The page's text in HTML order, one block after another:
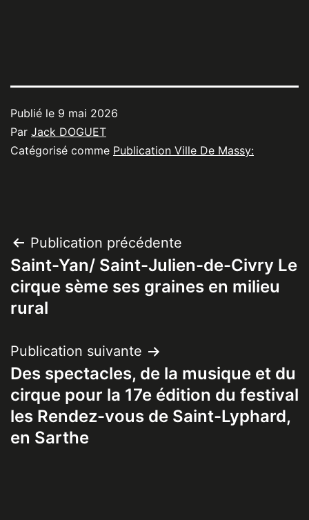
Publié le 9 mai 2026
Par Jack DOGUET
Catégorisé comme Publication Ville De Massy:
Navigation
de
l’article
Publication précédente
Saint-Yan/ Saint-Julien-de-Civry Le
cirque sème ses graines en milieu
rural
Publication suivante
Des spectacles, de la musique et du
cirque pour la 17e édition du festival
les Rendez-vous de Saint-Lyphard,
en Sarthe